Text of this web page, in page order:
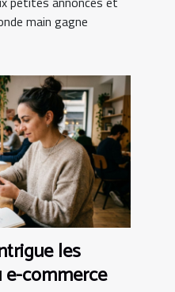
main gagne
les
commerce